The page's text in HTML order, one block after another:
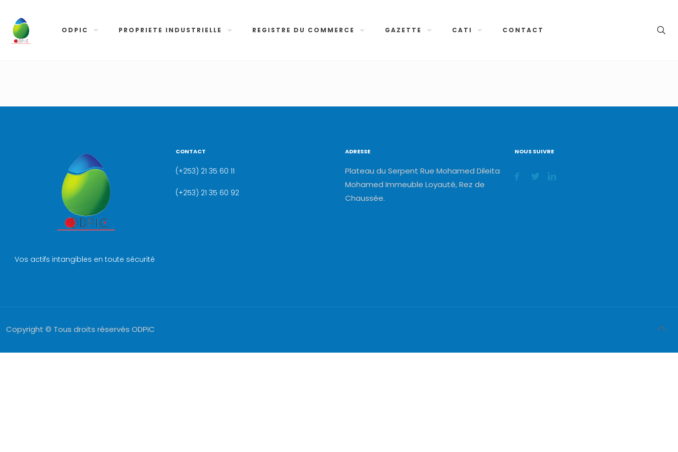
ODPIC PROPRIETE INDUSTRIELLE REGISTRE DU COMMERCE GAZETTE CATI CONTACT
Vos actifs intangibles en toute sécurité
CONTACT
(+253) 21 35 60 11
(+253) 21 35 60 92
ADRESSE
Plateau du Serpent Rue Mohamed Dileita
Mohamed Immeuble Loyauté, Rez de
Chaussée.
NOUS SUIVRE
Copyright © Tous droits réservés ODPIC